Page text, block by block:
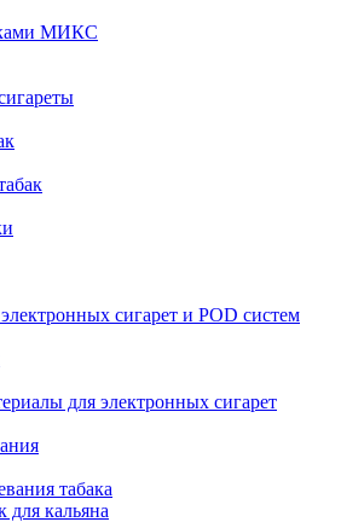
МИКС
сигарет и POD систем
для электронных сигарет
табака
для кальяна